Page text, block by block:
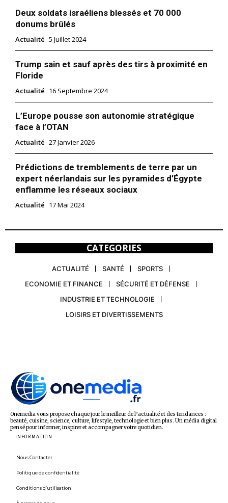
Deux soldats israéliens blessés et 70 000
donums brûlés
Actualité 5 Juillet 2024
Trump sain et sauf après des tirs à proximité en
Floride
Actualité 16 Septembre 2024
L’Europe pousse son autonomie stratégique
face à l’OTAN
Actualité 27 Janvier 2026
Prédictions de tremblements de terre par un
expert néerlandais sur les pyramides d’Égypte
enflamme les réseaux sociaux
Actualité 17 Mai 2024
CATEGORIES
ACTUALITÉ SANTÉ
SPORTS
ECONOMIE ET FINANCE
SÉCURITÉ ET DÉFENSE
INDUSTRIE ET TECHNOLOGIE
LOISIRS ET DIVERTISSEMENTS
Onemedia vous propose chaque jour le meilleur de l’actualité et des tendances :
beauté, cuisine, science, culture, lifestyle, technologie et bien plus. Un média digital
pensé pour informer, inspirer et accompagner votre quotidien.
INFORMATION
Nous Contacter
Politique de confidentialité
Conditions d’utilisation